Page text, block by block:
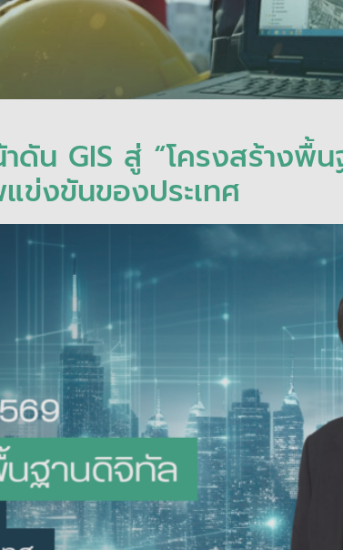
ดัน GIS สู่ “โครงสร้างพื้
ข่งขันของประเทศ